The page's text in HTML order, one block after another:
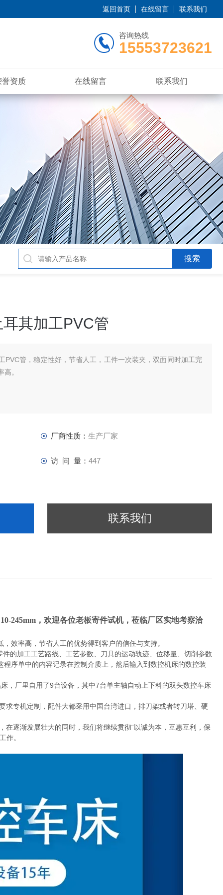
返回首页 在线留言 联系我们
咨询热线
15553723621
誉资质 在线留言 联系我们
其加工PVC管
PVC管，稳定性好，节省人工，工件一次装夹，双面同时加工完
。
厂商性质： 生产厂家
访 问 量： 447
联系我们
245mm，欢迎各位老板寄件试机，莅临厂区实地考察洽
效率高，节省人工的优势得到客户的信任与支持。
的加工工艺路线、工艺参数、刀具的运动轨迹、位移量、切削参数
序单中的内容记录在控制介质上，然后输入到数控机床的数控装
，厂里自用了9台设备，其中7台单主轴自动上下料的双头数控车床
专机定制，配件大都采用中国台湾进口，排刀架或者转刀塔、硬
逐渐发展壮大的同时，我们将继续贯彻“以诚为本，互惠互利，保
作。